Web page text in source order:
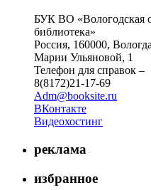
БУК ВО «Вологодская
библиотека»
Россия, 160000,
Марии Ульяновой, 1
Телефон для справок –
8(8172)21-17-69
Adm@booksite.ru
ВКонтакте
Видеохостинг
реклама
избранное